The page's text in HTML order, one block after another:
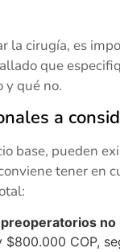
la cirugía, es
que
y qué no.
a
base, pueden
tener en
no
$800.000 COP,